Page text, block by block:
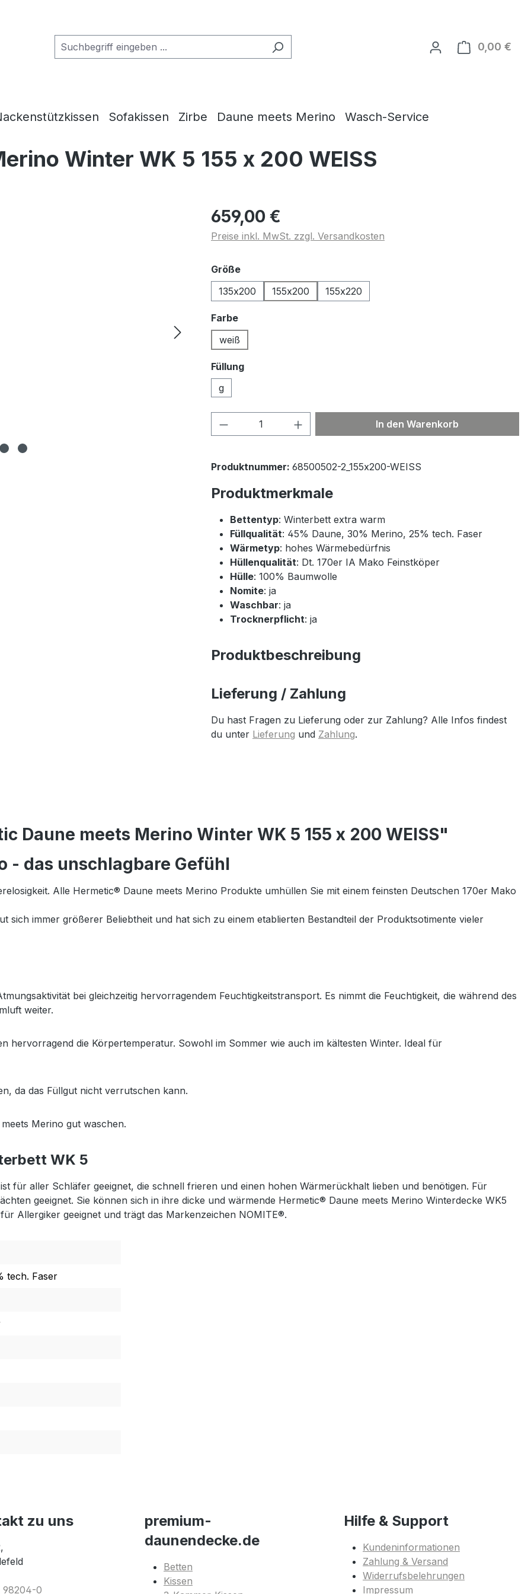
0,00 €
Sofakissen Zirbe Daune meets Merino Wasch-Service
Winter WK 5 155 x 200 WEISS
659,00 €
Preise inkl. MwSt. zzgl. Versandkosten
Größeauswählen
135x200
155x200 155x220
Farbeauswählen
weiß
Füllung
g
Produkt Anzahl: Gib den gewünschten Wert
In den Warenkorb
Produktnummer: 68500502-2_155x200-WEISS
Produktmerkmale
Bettentyp: Winterbett extra warm
Füllqualität: 45% Daune, 30% Merino, 25% tech. Faser
Wärmetyp: hohes Wärmebedürfnis
Hüllenqualität: Dt. 170er IA Mako Feinstköper
Hülle: 100% Baumwolle
Nomite: ja
Waschbar: ja
Trocknerpflicht: ja
Produktbeschreibung
Lieferung / Zahlung
Du hast Fragen zu Lieferung oder zur Zahlung? Alle Infos findest
du unter Lieferung und Zahlung.
Daune meets Merino Winter WK 5 155 x 200 WEISS"
- das unschlagbare Gefühl
Alle Hermetic® Daune meets Merino Produkte umhüllen Sie mit einem feinsten Deutschen 170er Mako
sich immer größerer Beliebtheit und hat sich zu einem etablierten Bestandteil der Produktsotimente vieler
bei gleichzeitig hervorragendem Feuchtigkeitstransport. Es nimmt die Feuchtigkeit, die während des
weiter.
hervorragend die Körpertemperatur. Sowohl im Sommer wie auch im kältesten Winter. Ideal für
da das Füllgut nicht verrutschen kann.
Merino gut waschen.
WK 5
ist für aller Schläfer geeignet, die schnell frieren und einen hohen Wärmerückhalt lieben und benötigen. Für
geeignet. Sie können sich in ihre dicke und wärmende Hermetic® Daune meets Merino Winterdecke WK5
Allergiker geeignet und trägt das Markenzeichen NOMITE®.
tech. Faser
zu uns
98204-0
premium-
daunendecke.de
Betten
Kissen
Hilfe & Support
Kundeninformationen
Zahlung & Versand
Widerrufsbelehrungen
Impressum